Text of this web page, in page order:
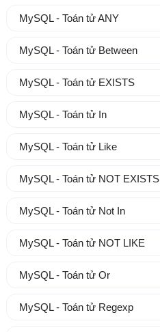
MySQL - Toán tử ANY
MySQL - Toán tử Between
MySQL - Toán tử EXISTS
MySQL - Toán tử In
MySQL - Toán tử Like
MySQL - Toán tử NOT EXISTS
MySQL - Toán tử Not In
MySQL - Toán tử NOT LIKE
MySQL - Toán tử Or
MySQL - Toán tử Regexp